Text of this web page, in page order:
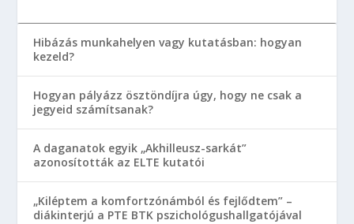
Hibázás munkahelyen vagy kutatásban: hogyan
kezeld?
Hogyan pályázz ösztöndíjra úgy, hogy ne csak a
jegyeid számítsanak?
A daganatok egyik „Akhilleusz-sarkát”
azonosították az ELTE kutatói
„Kiléptem a komfortzónámból és fejlődtem” –
diákinterjú a PTE BTK pszichológushallgatójával